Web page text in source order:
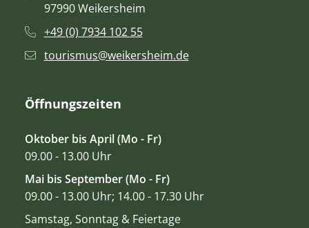
97990 Weikersheim
+49 (0) 7934 102 55
tourismus@weikersheim.de
Öffnungszeiten
Oktober bis April (Mo - Fr)
09.00 - 13.00 Uhr
Mai bis September (Mo - Fr)
09.00 - 13.00 Uhr; 14.00 - 17.30 Uhr
Samstag, Sonntag & Feiertage